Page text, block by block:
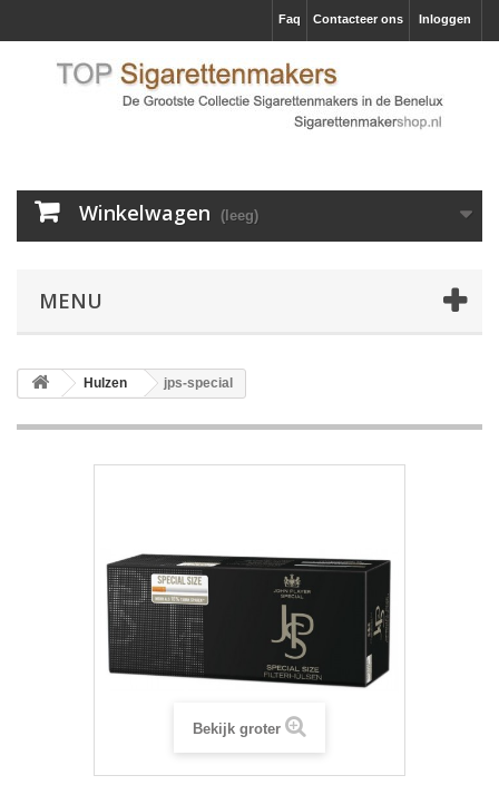
Inloggen
Contacteer ons
Faq
Winkelwagen (leeg)
MENU
Hulzen jps-special
Bekijk groter